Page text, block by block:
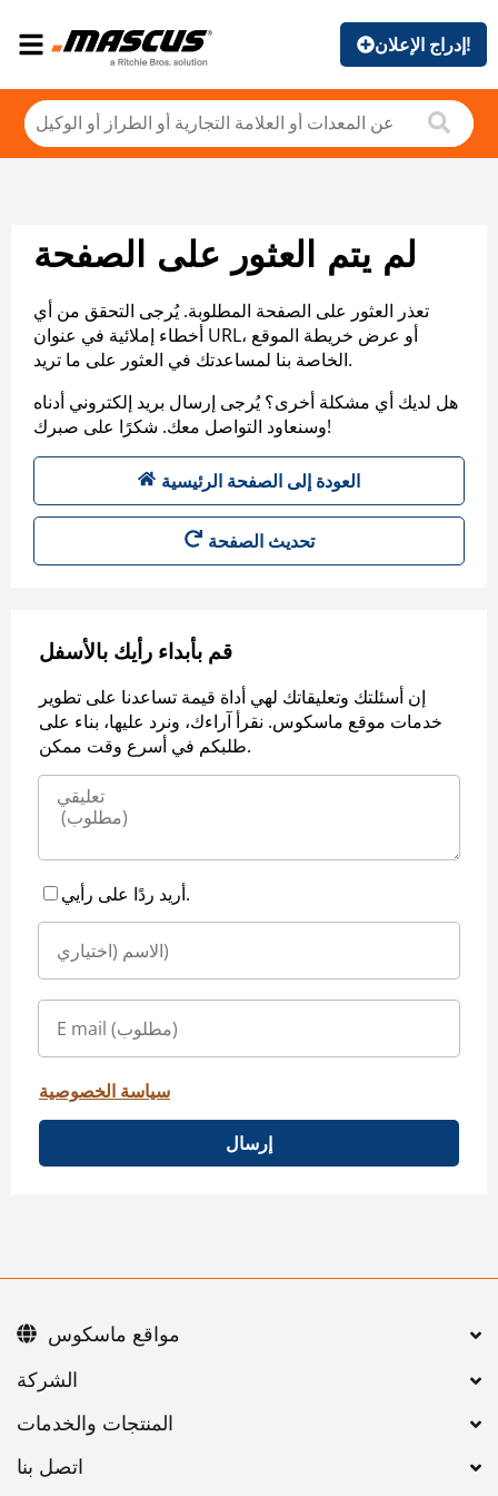
إدراج الإعلان!
لم يتم العثور على الصفحة
تعذر العثور على الصفحة المطلوبة. يُرجى التحقق من أي
أخطاء إملائية في عنوان URL، أو عرض خريطة الموقع
الخاصة بنا لمساعدتك في العثور على ما تريد.
هل لديك أي مشكلة أخرى؟ يُرجى إرسال بريد إلكتروني أدناه
وسنعاود التواصل معك. شكرًا على صبرك!
العودة إلى الصفحة الرئيسية
تحديث الصفحة
قم بأبداء رأيك بالأسفل
إن أسئلتك وتعليقاتك لهي أداة قيمة تساعدنا على تطوير
خدمات موقع ماسكوس. نقرأ آراءك، ونرد عليها، بناء على
طلبكم في أسرع وقت ممكن.
أريد ردًا على رأيي.
سياسة الخصوصية
إرسال
اتصل بنا
مواقع ماسكوس